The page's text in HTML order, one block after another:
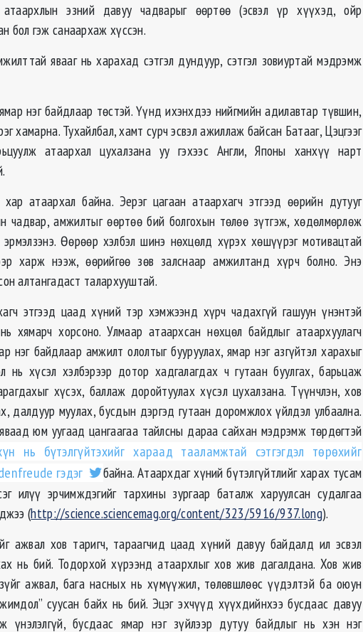
эзний давуу чадварыг өөртөө (эсвэл үр хүүхэд, ойр
бол гэж санаархаж хүссэн.
явааг нь харахад сэтгэл дундуур, сэтгэл зовиуртай мэдрэмж
нэг байдлаар төстэй. Үүнд ихэнхдээ нийгмийн адилавтар түвшин,
хамарна. Тухайлбал, хамт сурч эсвэл ажиллаж байсан Батааг, Цэцгээг
атаархал цухалзана уу гэхээс Англи, Японы ханхүү нарт
атаархал байна. Эерэг цагаан атаархагч этгээд өөрийн дутууг
чадвар, амжилтыг өөртөө бий болгохын төлөө зүтгэж, хөдөлмөрлөж
эрмэлзэнэ. Өөрөөр хэлбэл шинэ нөхцөлд хүрэх хөшүүрэг мотивацтай
харж нээж, өөрийгөө зөв залснаар амжилтанд хүрч болно. Энэ
алтангадаст талархууштай.
этгээд цаад хүний тэр хэмжээнд хүрч чадахгүй гашуун үнэнтэй
хямарч хорсоно. Улмаар атаархсан нөхцөл байдлыг атаархуулагч
нэг байдлаар амжилт ололтыг бууруулах, ямар нэг азгүйтэл харахыг
нь хүсэл хэлбэрээр дотор хадгалагдах ч гутаан буулгах, барьцаж
хүсэх, баллаж доройтуулах хүсэл цухалзана. Түүнчлэн, хов
далдуур муулах, бусдын дэргэд гутаан доромжлох үйлдэл улбаална.
юм уугаад цангаагаа тайлсны дараа сайхан мэдрэмж төрдөгтэй
нь бүтэлгүйтэхийг хараад тааламжтай сэтгэгдэл төрөхийг
гэдэг
байна. Атаархдаг хүний бүтэлгүйтлийг харах тусам
илүү эрчимждэгийг тархины зургаар баталж харуулсан судалгаа
(http://science.sciencemag.org/content/323/5916/937.long).
ажвал хов таригч, тараагчид цаад хүний давуу байдалд ил эсвэл
нь бий. Тодорхой хүрээнд атаархлыг хов жив дагалдана. Хов жив
ажвал, бага насных нь хүмүүжил, төлөвшлөөс үүдэлтэй ба оюун
суусан байх нь бий. Эцэг эхчүүд хүүхдийнхээ бусдаас давуу
үнэлэлгүй, бусдаас ямар нэг зүйлээр дутуу байдлыг нь хэн нэг